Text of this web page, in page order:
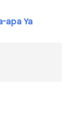
apa Ya